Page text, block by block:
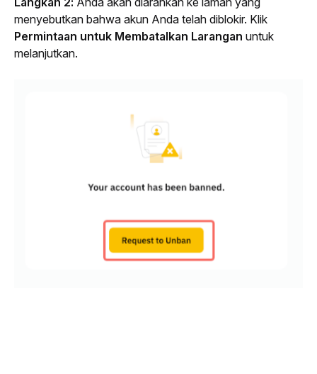
menyebutkan bahwa akun Anda telah diblokir. Klik
Permintaan untuk Membatalkan Larangan untuk
melanjutkan.